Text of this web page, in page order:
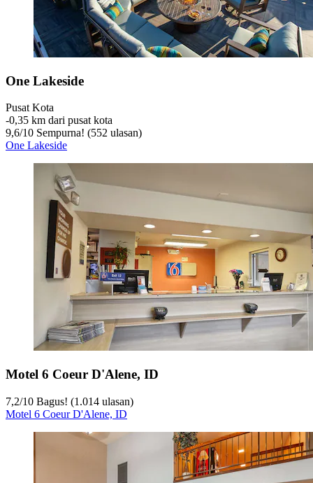
One Lakeside
Pusat Kota
‐0,35 km dari pusat kota
9,6/10 Sempurna! (552 ulasan)
One Lakeside
Motel 6 Coeur D'Alene, ID
7,2/10 Bagus! (1.014 ulasan)
Motel 6 Coeur D'Alene, ID